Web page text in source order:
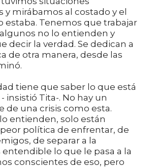
y mirábamos al costado y el
estaba. Tenemos que trabajar
no lo entienden y
decir la verdad. Se dedican a
de otra manera, desde las
tiene que saber lo que está
insistió Tita-. No hay un
de una crisis como esta.
entienden, solo están
política de enfrentar, de
de separar a la
entendible lo que le pasa a la
conscientes de eso, pero